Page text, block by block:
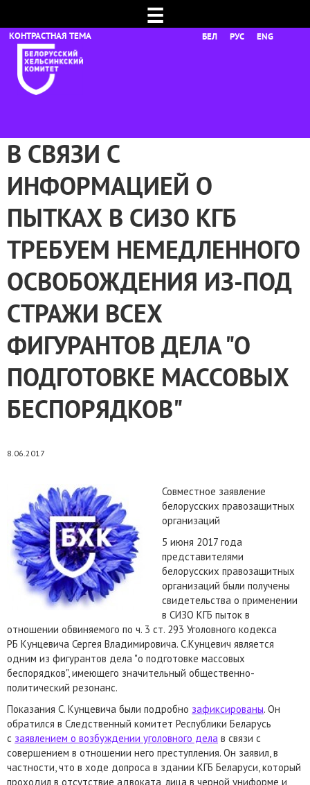
☰
БЕЛ РУС ENG
В СВЯЗИ С
ИНФОРМАЦИЕЙ О
ПЫТКАХ В СИЗО КГБ
ТРЕБУЕМ НЕМЕДЛЕННОГО
ОСВОБОЖДЕНИЯ ИЗ-ПОД
СТРАЖИ ВСЕХ
ФИГУРАНТОВ ДЕЛА "О
ПОДГОТОВКЕ МАССОВЫХ
БЕСПОРЯДКОВ"
8.06.2017
Совместное заявление
белорусских правозащитных
организаций
5 июня 2017 года
представителями
белорусских правозащитных
организаций были получены
свидетельства о применении
в СИЗО КГБ пыток в
отношении обвиняемого по ч. 3 ст. 293 Уголовного кодекса
РБ Кунцевича Сергея Владимировича. С.Кунцевич является
одним из фигурантов дела "о подготовке массовых
беспорядков", имеющего значительный общественно-
политический резонанс.
Показания С. Кунцевича были подробно зафиксированы. Он
обратился в Следственный комитет Республики Беларусь
с заявлением о возбуждении уголовного дела в связи с
совершением в отношении него преступления. Он заявил, в
частности, что в ходе допроса в здании КГБ Беларуси, который
проходил в отсутствие адвоката, лица в черной униформе и